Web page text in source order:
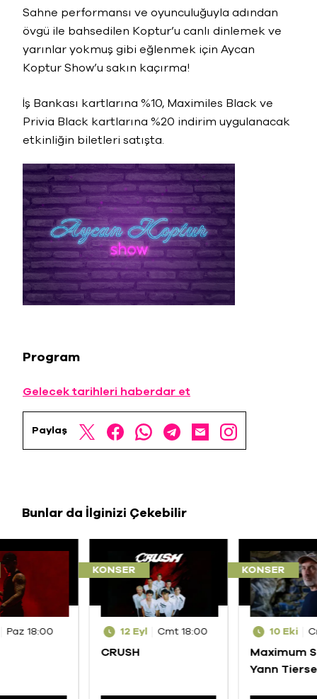
Sahne performansı ve oyunculuğuyla adından
övgü ile bahsedilen Koptur’u canlı dinlemek ve
yarınlar yokmuş gibi eğlenmek için Aycan
Koptur Show’u sakın kaçırma!
İş Bankası kartlarına %10, Maximiles Black ve
Privia Black kartlarına %20 indirim uygulanacak
etkinliğin biletleri satışta.
Program
Gelecek tarihleri haberdar et
Paylaş
Bunlar da İlginizi Çekebilir
Paz 18:00
KONSER
12 Eyl Cmt 18:00
CRUSH
KONSER
10 Eki
Maximum
Yann